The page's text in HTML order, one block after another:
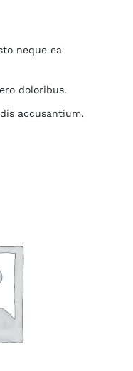
neque ea
doloribus.
accusantium.